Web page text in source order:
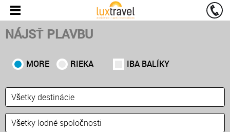
NÁJSŤ PLAVBU
MORE RIEKA IBA BALÍKY